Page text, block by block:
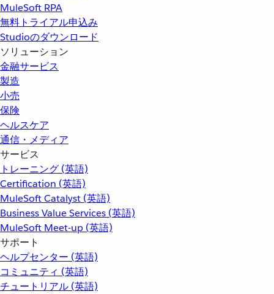
MuleSoft RPA
無料トライアル申込み
Studioのダウンロード
ソリューション
金融サービス
製造
小売
保険
ヘルスケア
通信・メディア
サービス
トレーニング (英語)
Certification (英語)
MuleSoft Catalyst (英語)
Business Value Services (英語)
MuleSoft Meet-up (英語)
サポート
ヘルプセンター (英語)
コミュニティ (英語)
チュートリアル (英語)